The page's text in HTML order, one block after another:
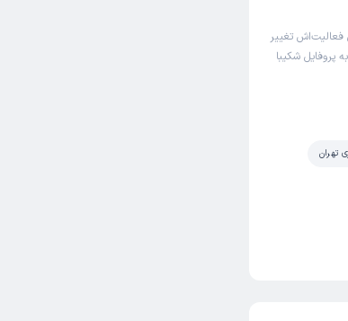
تغییر
پروفایل شکیبا
تهران